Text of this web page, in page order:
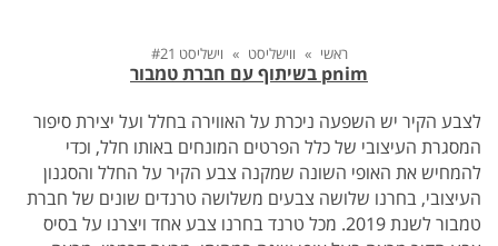
ראשי » ווישליסט » וישליסט #21
pnim בשיתוף עם חברת טמבור
לצבע הקיר יש השפעה ניכרת על האווירה בחלל ועל יצירת סיפור
המסגרת העיצובי של כלל הפרטים המונחים באותו חלל, וכדי
להמחיש את האופי השונה שמקנה צבע הקיר על החלל והסגנון
העיצובי, בחרנו שלושה צבעים משלושה טרנדים שונים של חברת
טמבור לשנת 2019. מכל טרנד בחרנו צבע אחד ויצרנו על בסיס